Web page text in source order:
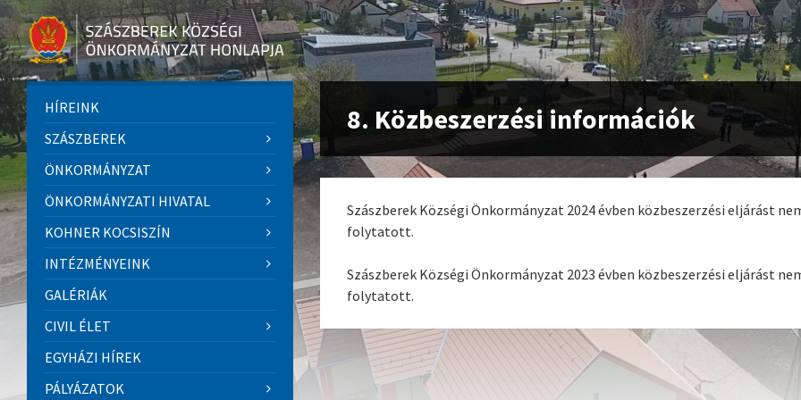
8. Közbeszerzési információk
Szászberek Községi Önkormányzat 2024 évben közbeszerzési eljárást
folytatott.
Szászberek Községi Önkormányzat 2023 évben közbeszerzési eljárást
folytatott.
HÍREINK
SZÁSZBEREK
ÖNKORMÁNYZAT
ÖNKORMÁNYZATI HIVATAL
KOHNER KOCSISZÍN
INTÉZMÉNYEINK
GALÉRIÁK
CIVIL ÉLET
EGYHÁZI HÍREK
PÁLYÁZATOK